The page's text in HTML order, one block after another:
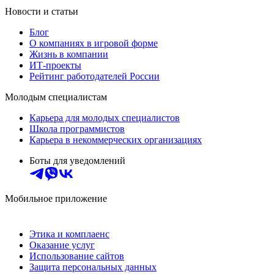
Новости и статьи
Блог
О компаниях в игровой форме
Жизнь в компании
ИТ-проекты
Рейтинг работодателей России
Молодым специалистам
Карьера для молодых специалистов
Школа программистов
Карьера в некоммерческих организациях
Боты для уведомлений
Мобильное приложение
Этика и комплаенс
Оказание услуг
Использование сайтов
Защита персональных данных